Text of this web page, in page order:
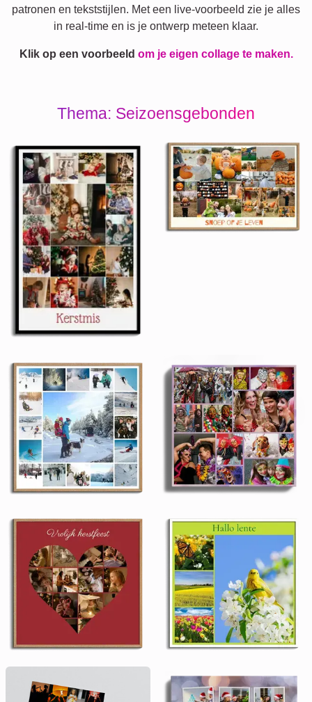
patronen en tekststijlen. Met een live-voorbeeld zie je alles
in real-time en is je ontwerp meteen klaar.
Klik op een voorbeeld om je eigen collage te maken.
Thema: Seizoensgebonden